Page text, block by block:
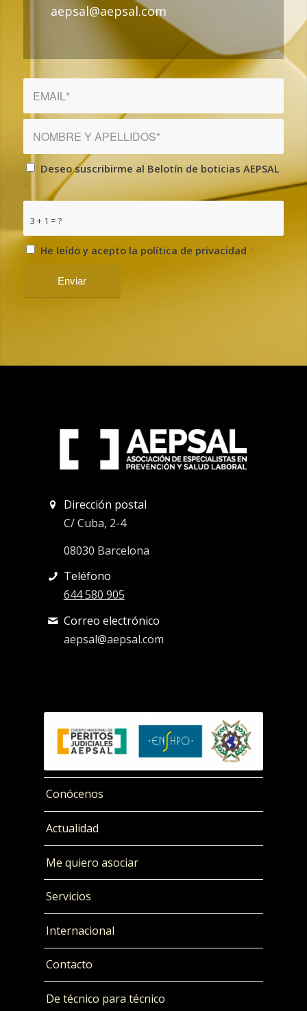
aepsal@aepsal.com
Deseo suscribirme al Belotín de boticias AEPSAL
*
3 + 1 = ?
He leído y acepto la política de privacidad
Dirección postal
C/ Cuba, 2-4
08030 Barcelona
Teléfono
644 580 905
Correo electrónico
aepsal@aepsal.com
Conócenos
Actualidad
Me quiero asociar
Servicios
Internacional
Contacto
De técnico para técnico